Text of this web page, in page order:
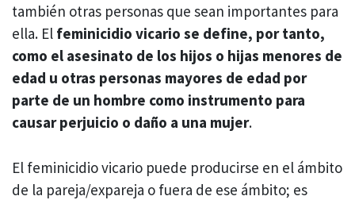
también otras personas que sean importantes para
ella. El feminicidio vicario se define, por tanto,
como el asesinato de los hijos o hijas menores de
edad u otras personas mayores de edad por
parte de un hombre como instrumento para
causar perjuicio o daño a una mujer.
El feminicidio vicario puede producirse en el ámbito
de la pareja/expareja o fuera de ese ámbito; es